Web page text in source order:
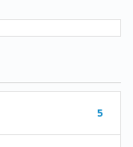
5